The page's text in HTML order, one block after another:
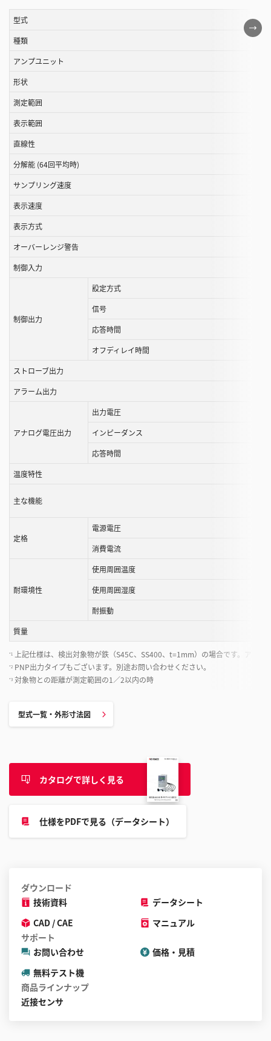
こ
の
型式
種類
アンプユニット
形状
測定範囲
表示範囲
直線性
分解能 (64回平均時)
サンプリング速度
表示速度
表示方式
オーバーレンジ警告
制御入力
制御出力
設定方式
信号
応答時間
オフディレイ時間
ストローブ出力
アラーム出力
アナログ電圧出力
出力電圧
インピーダンス
応答時間
温度特性
主な機能
定格
電源電圧
消費電流
耐環境性
使用周囲温度
使用周囲湿度
耐振動
質量
*1 上記仕様は、検出対象物が鉄（S45C、SS400、t=1mm）の場合です。アル
*2 PNP出力タイプもございます。別途お問い合わせください。
*3 対象物との距離が測定範囲の1／2以内の時
型式一覧・外形寸法図
カタログで詳しく見る
仕様をPDFで見る（データシート）
ダウンロード
技術資料
データシート
CAD / CAE
マニュアル
サポート
お問い合わせ
価格・見積
無料テスト機
商品ラインナップ
近接センサ